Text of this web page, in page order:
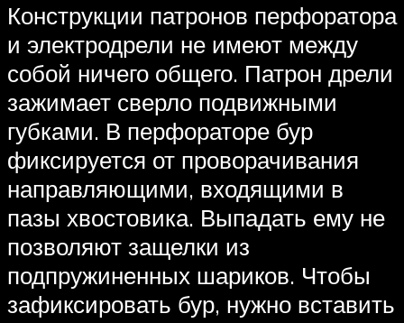
Конструкции патронов перфоратора
и электродрели не имеют между
собой ничего общего. Патрон дрели
зажимает сверло подвижными
губками. В перфораторе бур
фиксируется от проворачивания
направляющими, входящими в
пазы хвостовика. Выпадать ему не
позволяют защелки из
подпружиненных шариков. Чтобы
зафиксировать бур, нужно вставить